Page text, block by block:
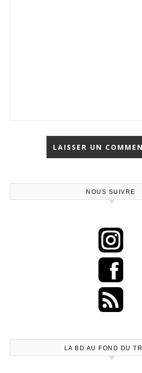
NOUS SUIVRE
LA BD AU FOND DU